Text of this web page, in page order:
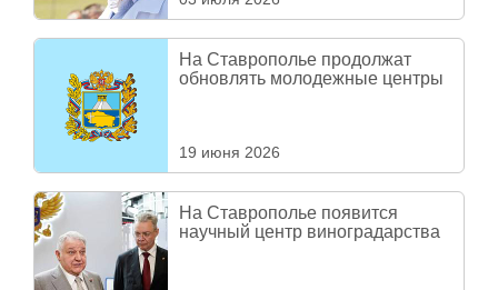
На Ставрополье продолжат
обновлять молодежные центры
19 июня 2026
На Ставрополье появится
научный центр виноградарства